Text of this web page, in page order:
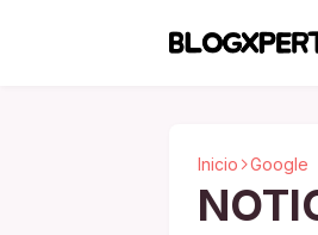
Inicio Google